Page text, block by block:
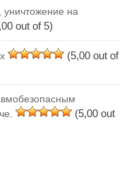
уничтожение на
out of 5)
(5,00 out of
(5,00 out